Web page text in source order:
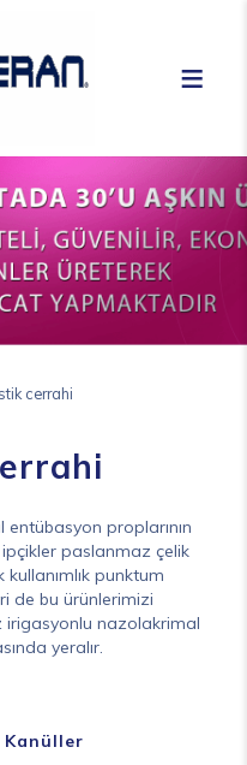
cerrahi
proplarının
paslanmaz çelik
punktum
de bu ürünlerimizi
irigasyonlu nazolakrimal
yeralır.